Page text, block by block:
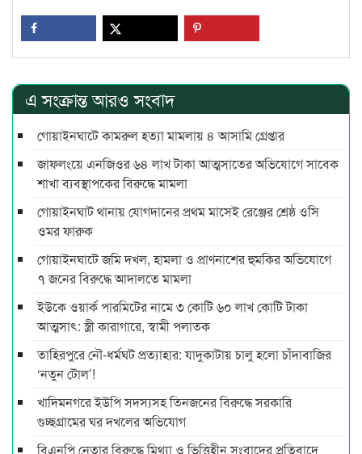
এ সংক্রান্ত আরও সংবাদ
গোয়াইনঘাটে কামরুল হত্যা মামলায় ৪ আসামি গ্রেপ্তার
জাফলংয়ে এনজিওর ৬৪ লাখ টাকা আত্মসাতের অভিযোগে সাবেক
শাখা ব্যবস্থাপকের বিরুদ্ধে মামলা
গোয়াইনঘাট থানায় যোগদানের প্রথম মাসেই রেঞ্জের শ্রেষ্ঠ ওসি
ওমর ফারুক
গোয়াইনঘাটে জমি দখল, হামলা ও প্রাণনাশের হুমকির অভিযোগে
৭ জনের বিরুদ্ধে আদালতে মামলা
ইউকে ওয়ার্ক পারমিটের নামে ৩ কোটি ৬০ লাখ কোটি টাকা
আত্মসাৎ: স্ত্রী কারাগারে, স্বামী পলাতক
তাহিরপুরে নৌ-ধর্মঘট প্রত্যাহার: যাদুকাটায় চালু হলো চাঁদাবাজির
‘নতুন টোল’!
খাদিমনগরে ইউপি সদস্যসহ তিনজনের বিরুদ্ধে সরকারি
গুচ্ছগ্রামের ঘর দখলের অভিযোগ
বিএনপি নেতার বিরুদ্ধে মিথ্যা ও ভিত্তিহীন সংবাদের প্রতিবাদে